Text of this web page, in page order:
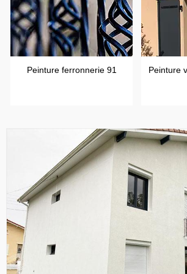
Peinture ferronnerie 91 Peinture